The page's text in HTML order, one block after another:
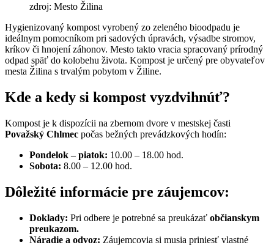
zdroj: Mesto Žilina
Hygienizovaný kompost vyrobený zo zeleného bioodpadu je
ideálnym pomocníkom pri sadových úpravách, výsadbe stromov,
kríkov či hnojení záhonov. Mesto takto vracia spracovaný prírodný
odpad späť do kolobehu života. Kompost je určený pre obyvateľov
mesta Žilina s trvalým pobytom v Žiline.
Kde a kedy si kompost vyzdvihnúť?
Kompost je k dispozícii na zbernom dvore v mestskej časti
Považský Chlmec počas bežných prevádzkových hodín:
Pondelok – piatok: 10.00 – 18.00 hod.
Sobota: 8.00 – 12.00 hod.
Dôležité informácie pre záujemcov:
Doklady: Pri odbere je potrebné sa preukázať občianskym
preukazom.
Náradie a odvoz: Záujemcovia si musia priniesť vlastné